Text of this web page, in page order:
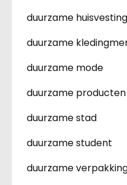
duurzame huisvesting
duurzame
duurzame mode
duurzame producten
duurzame stad
duurzame student
duurzame